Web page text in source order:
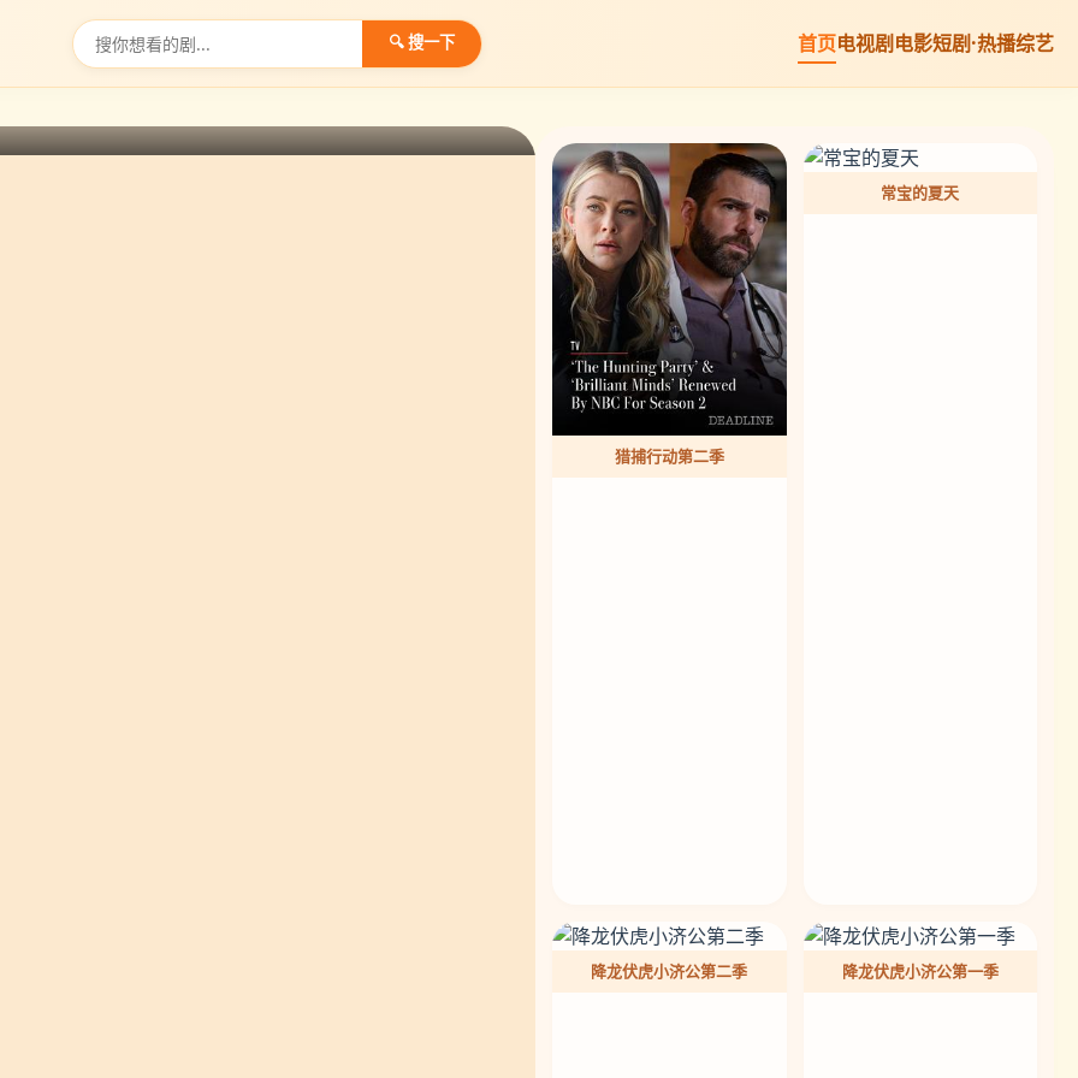
🔍 搜一下 首页电视剧 电影短剧·热播综艺
猎捕行动第二季
常宝的夏天
降龙伏虎小济公第二季 降龙伏虎小济公第一季